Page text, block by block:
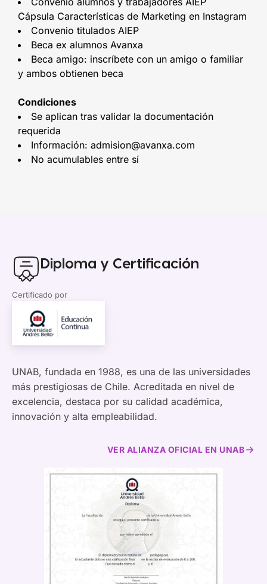
Cápsula Características de Marketing en Instagram
Convenio titulados AIEP
Beca ex alumnos Avanxa
Beca amigo: inscríbete con un amigo o familiar
y ambos obtienen beca
Condiciones
Se aplican tras validar la documentación
requerida
Información: admision@avanxa.com
No acumulables entre sí
Diploma y Certificación
Certificado por
UNAB, fundada en 1988, es una de las universidades
más prestigiosas de Chile. Acreditada en nivel de
excelencia, destaca por su calidad académica,
innovación y alta empleabilidad.
VER ALIANZA OFICIAL EN UNAB